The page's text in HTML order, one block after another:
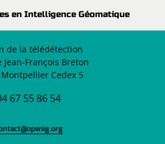
en Intelligence Géomatique
de la télédétection
Jean-François Breton
Cedex 5
67 55 86 54